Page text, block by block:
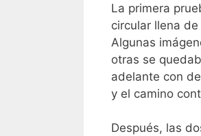
La primera
circular llena
Algunas
otras se
adelante con
y el camino
Después, las